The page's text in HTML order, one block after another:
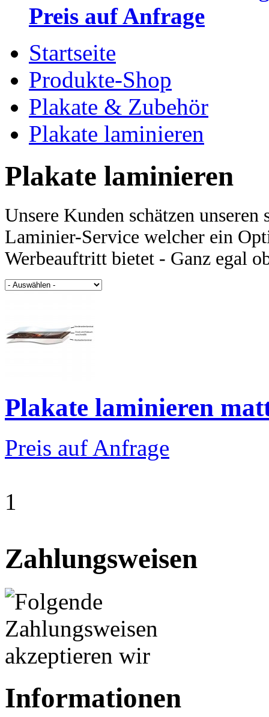
Preis auf Anfrage
Startseite
Produkte-Shop
Plakate & Zubehör
Plakate laminieren
Plakate laminieren
Unsere Kunden schätzen
Laminier-Service welcher ein
Werbeauftritt bietet - Ganz egal
Plakate laminieren
Preis auf Anfrage
1
Zahlungsweisen
Informationen